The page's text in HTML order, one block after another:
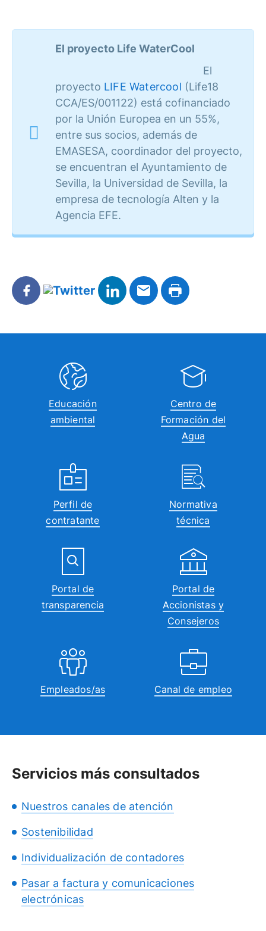
El proyecto Life WaterCool
El
proyecto LIFE Watercool (Life18
CCA/ES/001122) está cofinanciado
por la Unión Europea en un 55%,
entre sus socios, además de
EMASESA, coordinador del proyecto,
se encuentran el Ayuntamiento de
Sevilla, la Universidad de Sevilla, la
empresa de tecnología Alten y la
Agencia EFE.
Educación
ambiental
Centro de
Formación del
Agua
Perfil de
contratante
Normativa
técnica
Portal de
transparencia
Portal de
Accionistas y
Consejeros
Empleados/as Canal de empleo
Servicios más consultados
Nuestros canales de atención
Sostenibilidad
Individualización de contadores
Pasar a factura y comunicaciones
electrónicas